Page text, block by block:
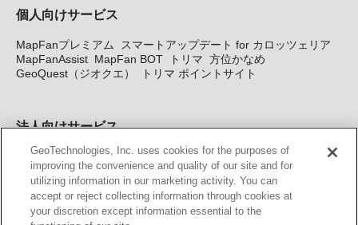
個人向けサービス
MapFanプレミアム
スマートアップデート for カロッツェリア
MapFanAssist MapFan BOT トリマ 方位かなめ
GeoQuest（ジオクエ）
トリマ ポイントサイト
法人向けサービス
法人向け地図・位置情報サービス WEBサイト・システム向け地
図API Windows PC向け地図開発キット MapFan DB 住所確認
サービス
MAP WORLD+ トリマ広告 Geo-Research
GeoTechnologies, Inc. uses cookies for the purposes of
improving the convenience and quality of our site and for
utilizing information in our marketing activity. You can
accept or reject collecting information through cookies at
your discretion except information essential to the